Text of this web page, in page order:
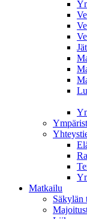
Mat­kailu
Säkylän